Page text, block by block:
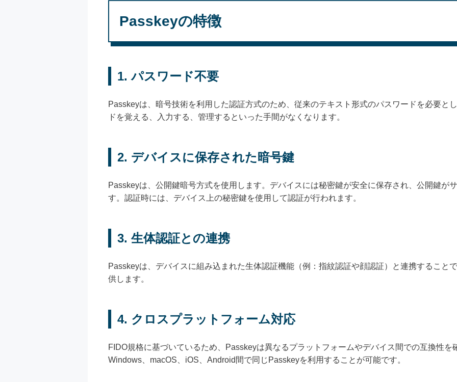
Passkeyの特徴
1.パスワード不要
Passkeyは、暗号技術を利用した認証方式のため、従来のテキスト形式のパスワードを必要と
ドを覚える、入力する、管理するといった手間がなくなります。
2. デバイスに保存された暗号鍵
Passkeyは、公開鍵暗号方式を使用します。デバイスには秘密鍵が安全に保存され、公開鍵が
す。認証時には、デバイス上の秘密鍵を使用して認証が行われます。
3. 生体認証との連携
Passkeyは、デバイスに組み込まれた生体認証機能（例：指紋認証や顔認証）と連携すること
供します。
4. クロスプラットフォーム対応
FIDO規格に基づいているため、Passkeyは異なるプラットフォームやデバイス間での互換性を
Windows、macOS、iOS、Android間で同じPasskeyを利用することが可能です。